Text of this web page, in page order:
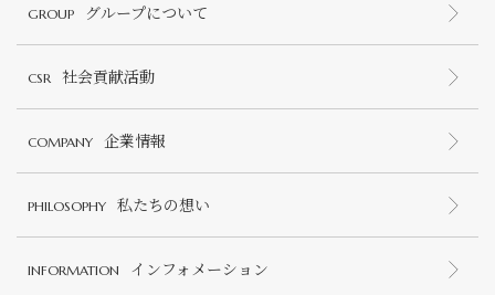
GROUP グループについて
CSR 社会貢献活動
COMPANY 企業情報
PHILOSOPHY 私たちの想い
INFORMATION インフォメーション